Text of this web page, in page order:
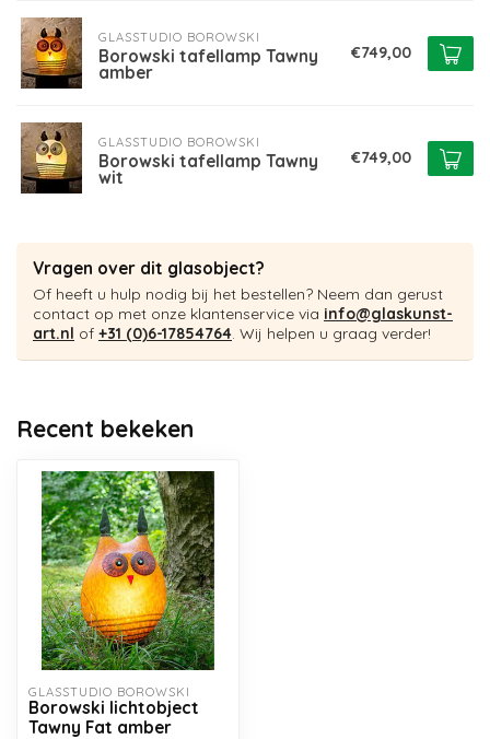
GLASSTUDIO BOROWSKI
Borowski tafellamp Tawny
amber
€749,00
GLASSTUDIO BOROWSKI
Borowski tafellamp Tawny
wit
€749,00
Vragen over dit glasobject?
Of heeft u hulp nodig bij het bestellen? Neem dan gerust
contact op met onze klantenservice via info@glaskunst-
art.nl of +31 (0)6-17854764. Wij helpen u graag verder!
Recent bekeken
GLASSTUDIO BOROWSKI
Borowski lichtobject
Tawny Fat amber